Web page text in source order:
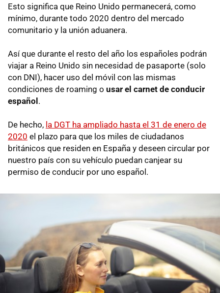
Esto significa que Reino Unido permanecerá, como
mínimo, durante todo 2020 dentro del mercado
comunitario y la unión aduanera.
Así que durante el resto del año los españoles podrán
viajar a Reino Unido sin necesidad de pasaporte (solo
con DNI), hacer uso del móvil con las mismas
condiciones de roaming o usar el carnet de conducir
español .
De hecho, la DGT ha ampliado hasta el 31 de enero de
2020 el plazo para que los miles de ciudadanos
británicos que residen en España y deseen circular por
nuestro país con su vehículo puedan canjear su
permiso de conducir por uno español.